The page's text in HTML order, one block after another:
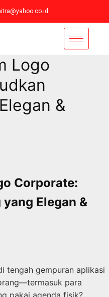
Logo
&
Corporate:
Elegan &
tengah gempuran aplikasi
para
pakai agenda fisik?